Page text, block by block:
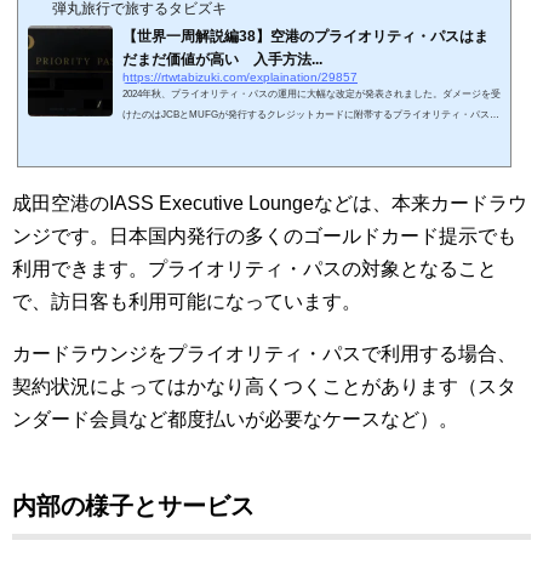
弾丸旅行で旅するタビズキ
【世界一周解説編38】空港のプライオリティ・パスはま
だまだ価値が高い 入手方法...
https://rtwtabizuki.com/explaination/29857
2024年秋、プライオリティ・パスの運用に大幅な改定が発表されました。ダメージを受
けたのはJCBとMUFGが発行するクレジットカードに附帯するプライオリティ・パスで
ラウンジを使用できます。そのパスは無条件に手に入るものではありません。正式に発
成田空港のIASS Executive Loungeなどは、本来カードラウ
ンジです。日本国内発行の多くのゴールドカード提示でも
利用できます。プライオリティ・パスの対象となること
で、訪日客も利用可能になっています。
カードラウンジをプライオリティ・パスで利用する場合、
契約状況によってはかなり高くつくことがあります（スタ
ンダード会員など都度払いが必要なケースなど）。
内部の様子とサービス